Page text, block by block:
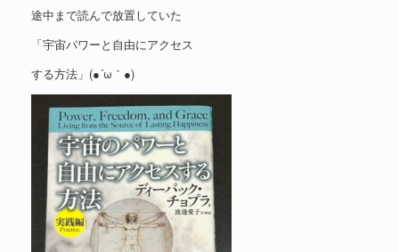
途中まで読んで放置していた
「宇宙パワーと自由にアクセス
する方法」(●´ω｀●)